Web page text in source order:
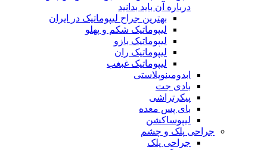
درباره آن باید بدانید
بهترین جراح لیپوماتیک در ایران
لیپوماتیک شکم و پهلو
لیپوماتیک بازو
لیپوماتیک ران
لیپوماتیک غبغب
ابدومینوپلاستی
بادی‌ جت
پیکرتراشی
بای پس معده
لیپوساکشن
جراحی پلک و چشم
جراحی پلک